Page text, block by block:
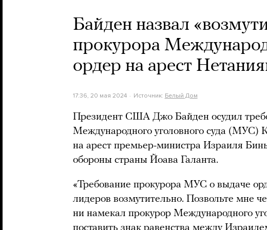
Байден назвал
прокурора
ордер на арест
17:36, 20 мая 2024 Источник: Белый Дом
Президент США Джо Байден осудил
Международного уголовного суда (МУС)
на арест премьер-министра Израиля
обороны страны Йоава Галанта.
«Требование прокурора МУС о выдаче
лидеров возмутительно. Позвольте мне
ни намекал прокурор Международного
поставить знак равенства между